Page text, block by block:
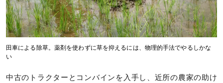
田車による除草。薬剤を使わずに草を抑えるには、物理的手法でやるしかな
い
中古のトラクターとコンバインを入手し、近所の農家の助け